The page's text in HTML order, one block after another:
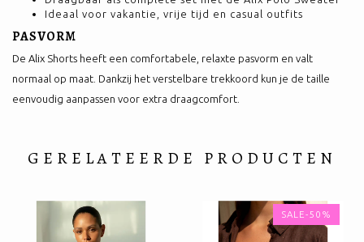
Ideaal voor vakantie, vrije tijd en casual outfits
PASVORM
De Alix Shorts heeft een comfortabele, relaxte pasvorm en valt
normaal op maat. Dankzij het verstelbare trekkoord kun je de taille
eenvoudig aanpassen voor extra draagcomfort.
GERELATEERDE PRODUCTEN
SALE-50%